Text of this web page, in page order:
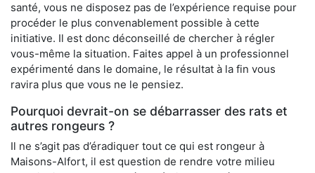
santé, vous ne disposez pas de l’expérience requise pour
procéder le plus convenablement possible à cette
initiative. Il est donc déconseillé de chercher à régler
vous-même la situation. Faites appel à un professionnel
expérimenté dans le domaine, le résultat à la fin vous
ravira plus que vous ne le pensiez.
Pourquoi devrait-on se débarrasser des rats et
autres rongeurs ?
Il ne s’agit pas d’éradiquer tout ce qui est rongeur à
Maisons-Alfort, il est question de rendre votre milieu